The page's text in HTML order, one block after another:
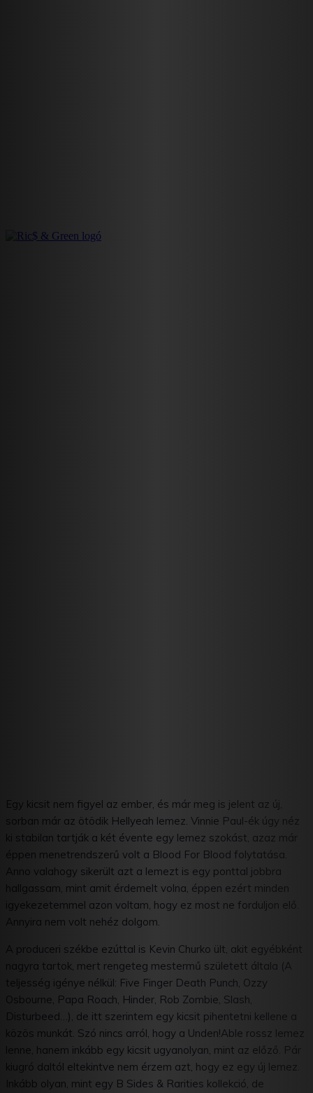
Egy kicsit nem figyel az ember, és már meg is jelent az új,
sorban már az ötödik Hellyeah lemez. Vinnie Paul-ék úgy néz
ki stabilan tartják a két évente egy lemez szokást, azaz már
éppen menetrendszerű volt a Blood For Blood folytatása.
Anno valahogy sikerült azt a lemezt is egy ponttal jobbra
hallgassam, mint amit érdemelt volna, éppen ezért minden
igyekezetemmel azon voltam, hogy ez most ne forduljon elő.
Annyira nem volt nehéz dolgom.
A produceri székbe ezúttal is Kevin Churko ült, akit egyébként
nagyra tartok, mert rengeteg mestermű született általa (A
teljesség igénye nélkül: Five Finger Death Punch, Ozzy
Osbourne, Papa Roach, Hinder, Rob Zombie, Slash,
Disturbeed…), de itt szerintem egy kicsit pihentetni kellene a
közös munkát. Szó nincs arról, hogy a Unden!Able rossz lemez
lenne, hanem inkább egy kicsit ugyanolyan, mint az előző. Pár
kiugró daltól eltekintve nem érzem azt, hogy ez egy új lemez.
Inkább olyan, mint egy B Sides & Rarities kollekció, de